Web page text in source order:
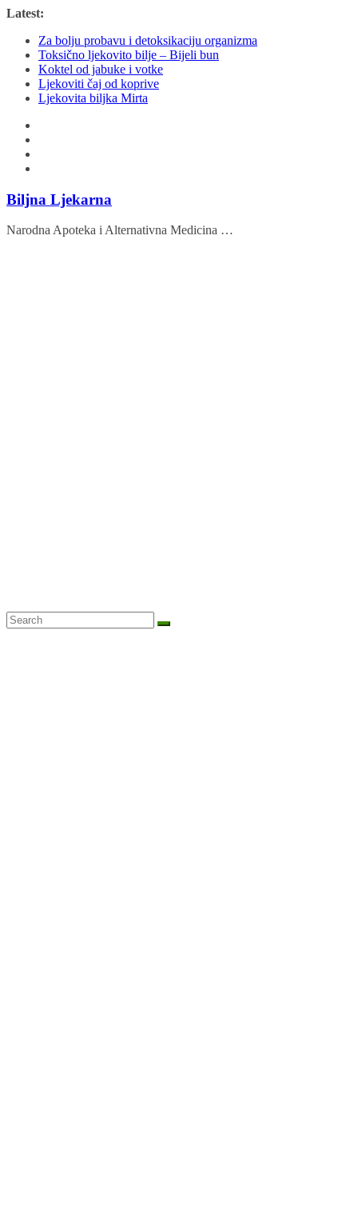
Skip
content
Latest:
Za bolju probavu i detoksikaciju organizma
Toksično ljekovito bilje – Bijeli bun
Koktel od jabuke i votke
Ljekoviti čaj od koprive
Ljekovita biljka Mirta
Biljna Ljekarna
Narodna Apoteka i Alternativna Medicina …